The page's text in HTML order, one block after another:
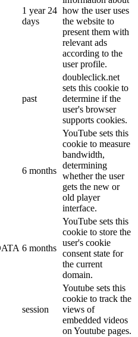
1 year 24
days
how the user uses
the website to
present them with
relevant ads
according to the
user profile.
past
doubleclick.net
sets this cookie to
determine if the
user's browser
supports cookies.
6 months
YouTube sets this
cookie to measure
bandwidth,
determining
whether the user
gets the new or
old player
interface.
6 months
YouTube sets this
cookie to store the
user's cookie
consent state for
the current
domain.
session
Youtube sets this
cookie to track the
views of
embedded videos
on Youtube pages.